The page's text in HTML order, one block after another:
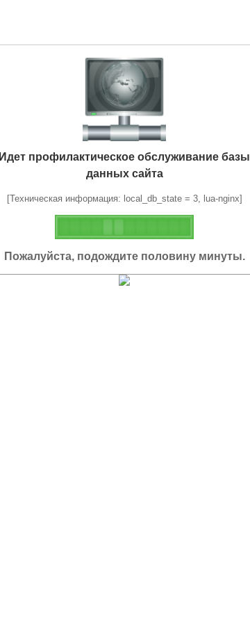
Идет профилактическое обслуживание базы
данных сайта
[Техническая информация: local_db_state = 3, lua-nginx]
Пожалуйста, подождите половину минуты.